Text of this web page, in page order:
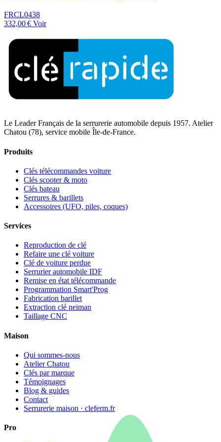
FRCL0438
332,00 € Voir
Le Leader Français de la serrurerie automobile depuis 1957. Atelier
Chatou (78), service mobile Île-de-France.
Produits
Clés télécommandes voiture
Clés scooter & moto
Clés bateau
Serrures & barillets
Accessoires (UFO, piles, coques)
Services
Reproduction de clé
Refaire une clé voiture
Clé de voiture perdue
Serrurier automobile IDF
Remise en état télécommande
Programmation Smart'Prog
Fabrication barillet
Extraction clé neiman
Taillage CNC
Maison
Qui sommes-nous
Atelier Chatou
Clés par marque
Témoignages
Blog & guides
Contact
Serrurerie maison · cleferm.fr
Pro